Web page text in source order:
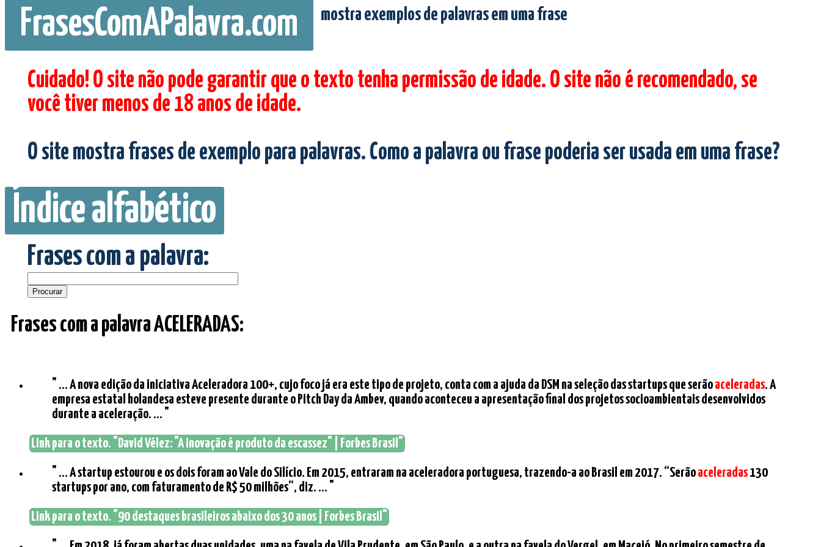
FrasesComAPalavra.com mostra exemplos de palavras em uma frase
Cuidado! O site não pode garantir que o texto tenha permissão de idade. O site não é recomendado, se
você tiver menos de 18 anos de idade.
O site mostra frases de exemplo para palavras. Como a palavra ou frase poderia ser usada em uma frase?
Índice alfabético
Frases com a palavra:
Frases com a palavra ACELERADAS:
" ... A nova edição da iniciativa Aceleradora 100+, cujo foco já era este tipo de projeto, conta com a ajuda da DSM na seleção das startups que serãoaceleradas. A
empresa estatal holandesa esteve presente durante o Pitch Day da Ambev, quando aconteceu a apresentação final dos projetos socioambientais desenvolvidos
durante a aceleração. ... "
Link para o texto. "David Vélez: "A inovação é produto da escassez" | Forbes Brasil"
" ... A startup estourou e os dois foram ao Vale do Silício. Em 2015, entraram na aceleradora portuguesa, trazendo-a ao Brasil em 2017. “Serãoaceleradas130
startups por ano, com faturamento de R$ 50 milhões”, diz. ... "
Link para o texto. "90 destaques brasileiros abaixo dos 30 anos | Forbes Brasil"